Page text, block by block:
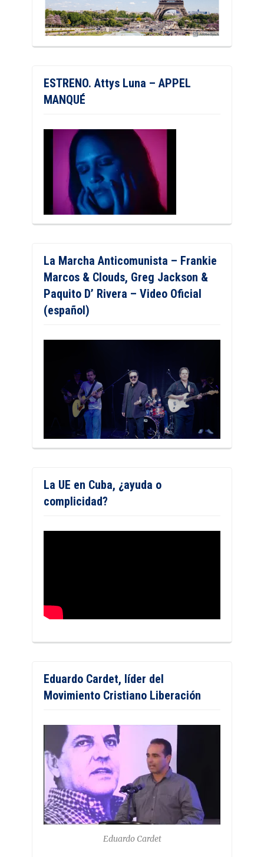
ESTRENO. Attys Luna – APPEL
MANQUÉ
La Marcha Anticomunista – Frankie
Marcos & Clouds, Greg Jackson &
Paquito D’ Rivera – Video Oficial
(español)
La UE en Cuba, ¿ayuda o
complicidad?
Eduardo Cardet, líder del
Movimiento Cristiano Liberación
Eduardo Cardet